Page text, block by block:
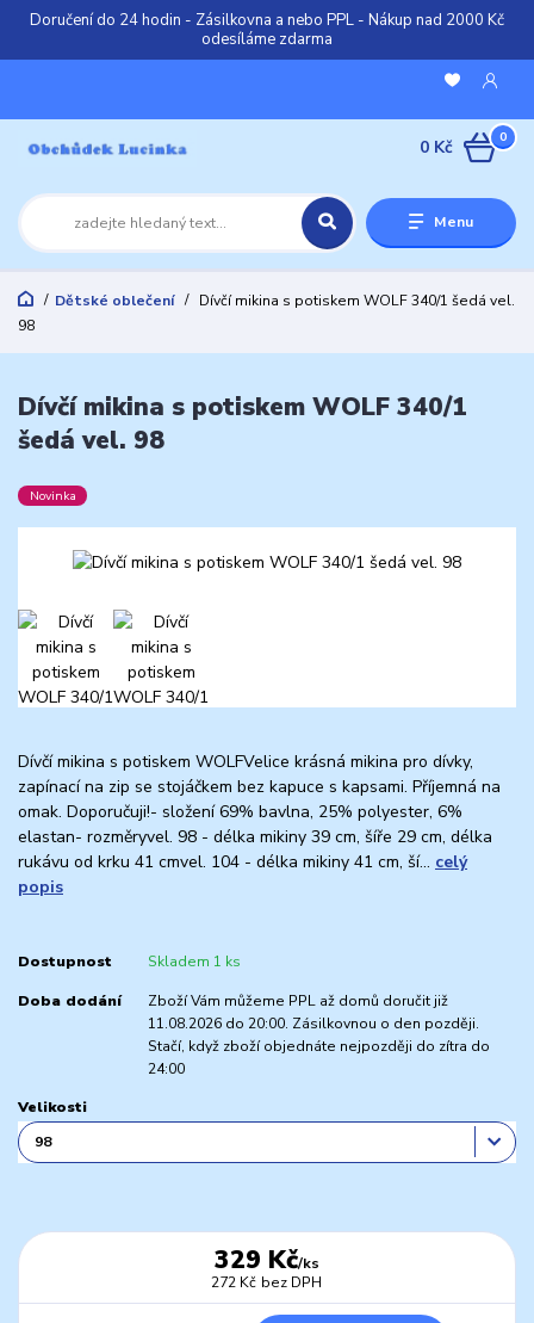
Doručení do 24 hodin - Zásilkovna a nebo PPL - Nákup nad 2000 Kč
odesíláme zdarma
Menu
0
0 Kč
Dětské oblečení
Dívčí mikina s potiskem WOLF 340/1 šedá vel.
98
Dívčí mikina s potiskem WOLF 340/1
šedá vel. 98
Novinka
Dívčí mikina s potiskem WOLFVelice krásná mikina pro dívky,
zapínací na zip se stojáčkem bez kapuce s kapsami. Příjemná na
omak. Doporučuji!- složení 69% bavlna, 25% polyester, 6%
elastan- rozměryvel. 98 - délka mikiny 39 cm, šíře 29 cm, délka
rukávu od krku 41 cmvel. 104 - délka mikiny 41 cm, ší... celý
popis
Dostupnost Skladem 1 ks
Doba dodání
Zboží Vám můžeme PPL až domů doručit již
11.08.2026 do 20:00. Zásilkovnou o den později.
Stačí, když zboží objednáte nejpozději do zítra do
24:00
Velikosti
329 Kč/ks
272 Kč bez DPH